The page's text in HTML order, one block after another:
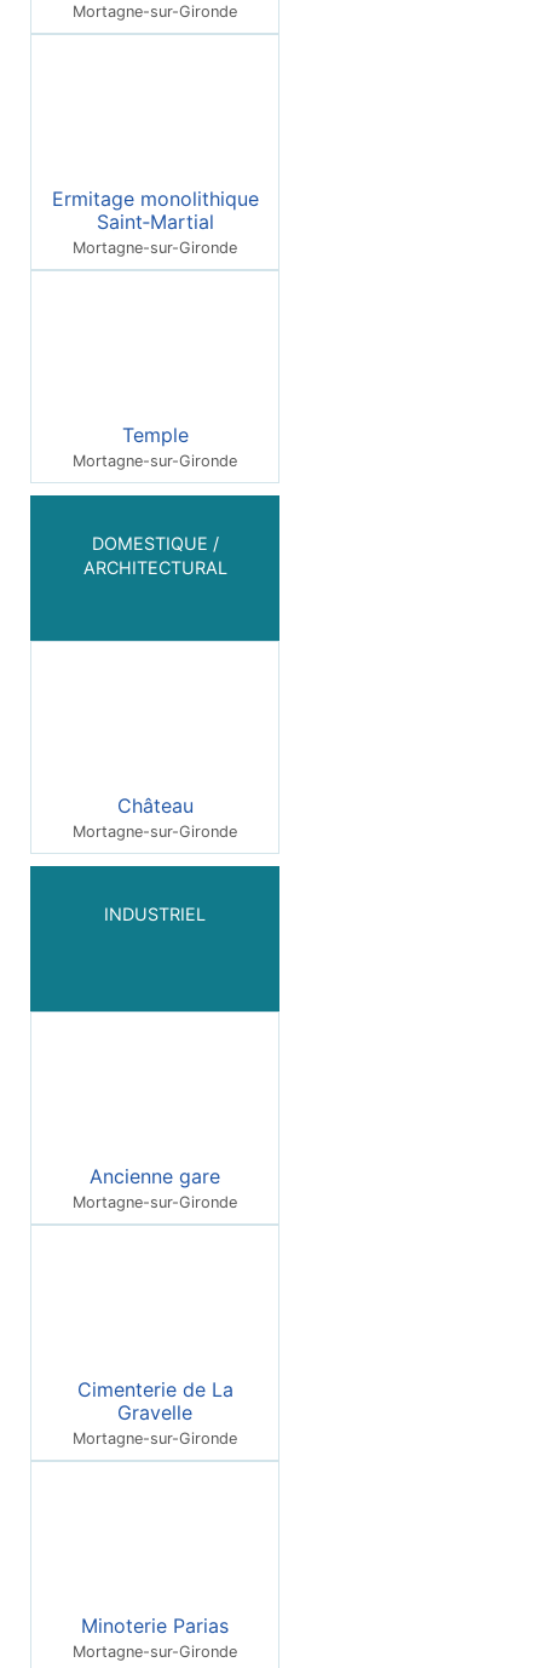
Mortagne-sur-Gironde
Ermitage monolithique
Saint‑Martial
Mortagne-sur-Gironde
Temple
Mortagne-sur-Gironde
DOMESTIQUE /
ARCHITECTURAL
Château
Mortagne-sur-Gironde
INDUSTRIEL
Ancienne gare
Mortagne-sur-Gironde
Cimenterie de La
Gravelle
Mortagne-sur-Gironde
Minoterie Parias
Mortagne-sur-Gironde